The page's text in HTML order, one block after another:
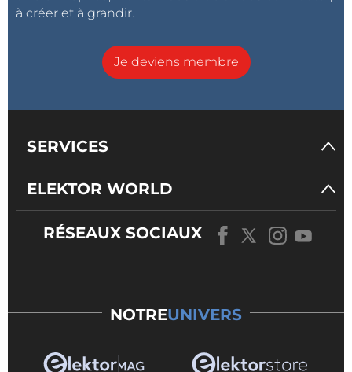
à créer et à grandir.
Je deviens membre
SERVICES
ELEKTOR WORLD
RÉSEAUX SOCIAUX
NOTREUNIVERS